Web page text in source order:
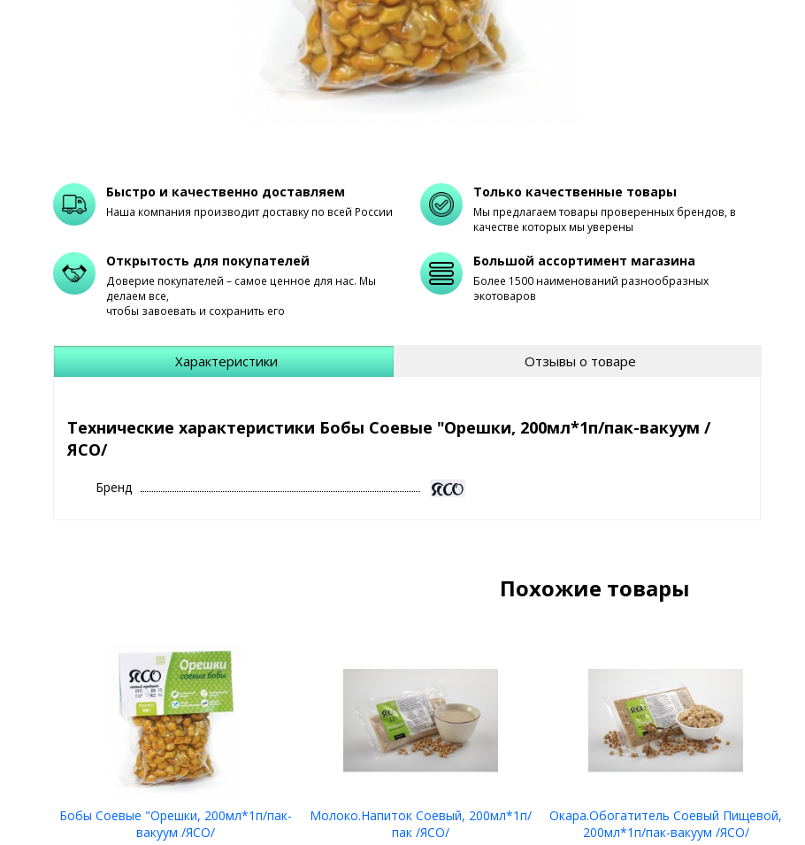
Быстро и качественно доставляем
Наша компания производит доставку по всей России
Только качественные товары
Мы предлагаем товары проверенных брендов, в
качестве которых мы уверены
Открытость для покупателей
Доверие покупателей – самое ценное для нас. Мы
делаем все,
чтобы завоевать и сохранить его
Большой ассортимент магазина
Более 1500 наименований разнообразных
экотоваров
Характеристики Отзывы о товаре
Технические характеристики Бобы Соевые "Орешки, 200мл*1п/пак-вакуум /
ЯСО/
Бренд
Похожие товары
Бобы Соевые "Орешки, 200мл*1п/пак-
вакуум /ЯСО/
Молоко.Напиток Соевый, 200мл*1п/
пак /ЯСО/
Окара.Обогатитель Соевый Пищевой,
200мл*1п/пак-вакуум /ЯСО/